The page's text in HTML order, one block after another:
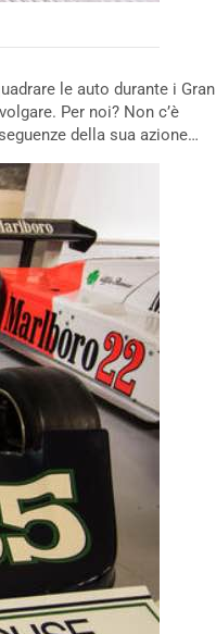
le auto durante i Gran
Per noi? Non c’è
della sua azione…